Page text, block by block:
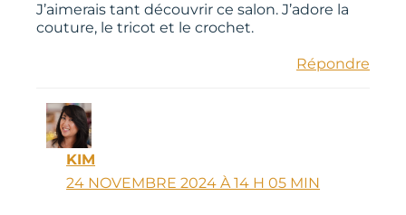
J’aimerais tant découvrir ce salon. J’adore la
couture, le tricot et le crochet.
Répondre
KIM
24 NOVEMBRE 2024 À 14 H 05 MIN